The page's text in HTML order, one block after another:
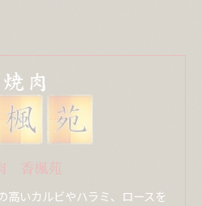
香楓苑
高いカルビやハラミ、ロースを